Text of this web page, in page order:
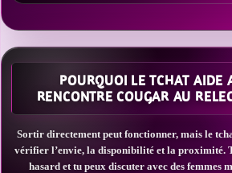
POURQUOI LE TCHAT AIDE
RENCONTRE COUGAR AU
Sortir directement peut fonctionner, mais le
vérifier l’envie, la disponibilité et la proximité.
hasard et tu peux discuter avec des femmes